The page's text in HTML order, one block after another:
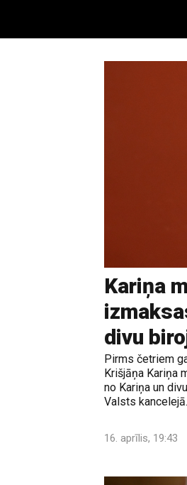
Kariņa
divu
Pirms četriem
Krišjāņa Kariņa
no Kariņa un
Valsts kancelejā.
16. aprīlis, 19:43